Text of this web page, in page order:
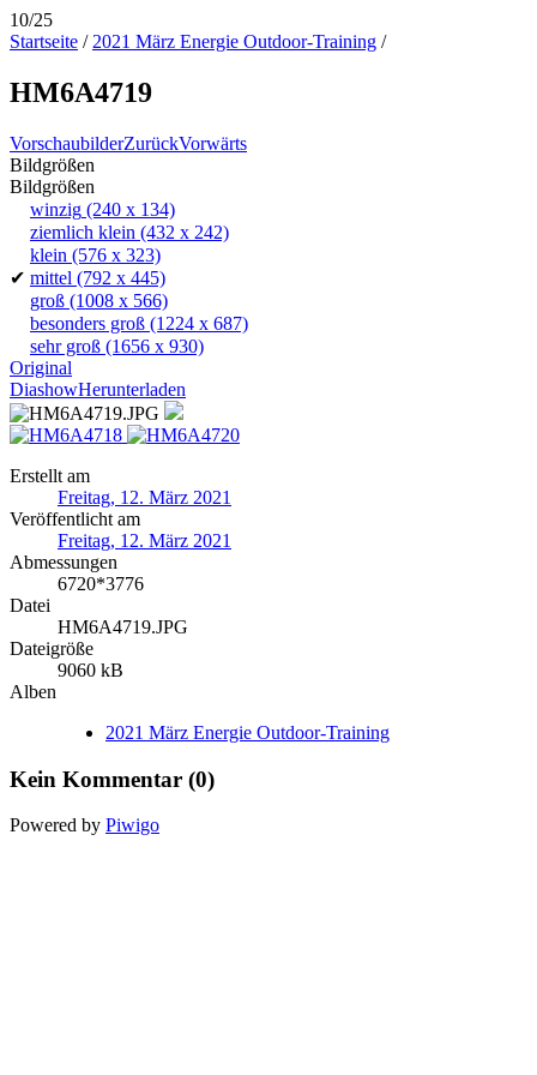
10/25
Startseite / 2021 März Energie Outdoor-Training /
HM6A4719
VorschaubilderZurückVorwärts
Bildgrößen
Bildgrößen
winzig (240 x 134)
ziemlich klein (432 x 242)
klein (576 x 323)
✔ mittel (792 x 445)
groß (1008 x 566)
besonders groß (1224 x 687)
sehr groß (1656 x 930)
Original
DiashowHerunterladen
Erstellt am
Freitag, 12. März 2021
Veröffentlicht am
Freitag, 12. März 2021
Abmessungen
6720*3776
Datei
HM6A4719.JPG
Dateigröße
9060 kB
Alben
2021 März Energie Outdoor-Training
Kein Kommentar (0)
Powered by Piwigo